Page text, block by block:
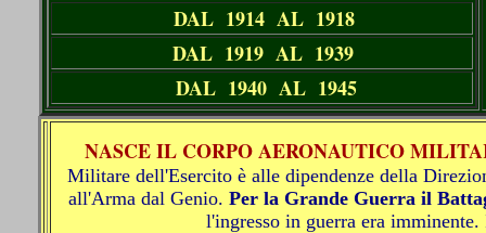
DAL 1914 AL 1918
DAL 1919 AL 1939
DAL 1940 AL 1945
NASCE IL CORPO AERONAUTICO
Militare dell'Esercito è alle dipendenze della
all'Arma dal Genio. Per la Grande Guerra il
l'ingresso in guerra era